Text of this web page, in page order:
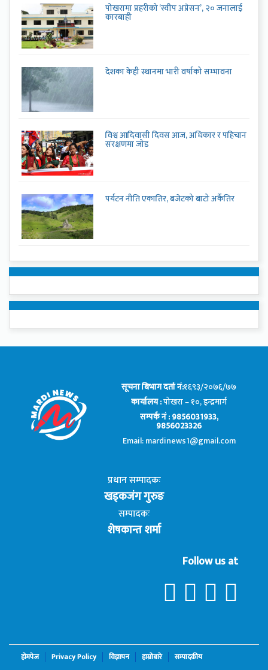
पोखरामा प्रहरीको ‘स्वीप अप्रेसन’, २० जनालाई
कारबाही
देशका केही स्थानमा भारी वर्षाको सम्भावना
विश्व आदिवासी दिवस आज, अधिकार र पहिचान
संरक्षणमा जोड
पर्यटन नीति एकातिर, बजेटको बाटो अर्कैतिर
सूचना बिभाग दर्ता नं:१६९३/२०७६/७७
कार्यालय :पोखरा – १०, इन्द्रमार्ग
सम्पर्क नं : 9856031933,
9856023326
Email: mardinews1@gmail.com
प्रधान सम्पादकः
खड्कजंग गुरुङ
सम्पादकः
शेषकान्त शर्मा
Follow us at
होमपेज Privacy Policy विज्ञापन हाम्रोबारे सम्पादकीय